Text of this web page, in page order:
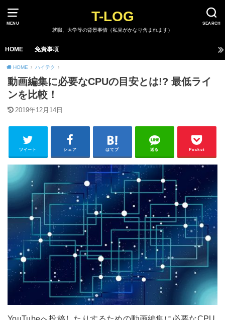
MENU SEARCH
T-LOG
就職、大学等の背景事情（私見がかなり含まれます）
HOME 免責事項
HOME ハイテク
動画編集に必要なCPUの目安とは!? 最低ライ
ンを比較！
2019年12月14日
ツイート シェア はてブ 送る Pocket